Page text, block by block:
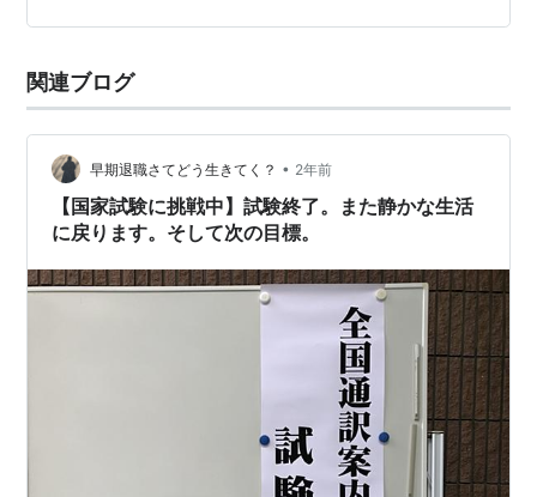
関連ブログ
早期退職さてどう生きてく？ • 2年前
【国家試験に挑戦中】試験終了。また静かな生活
に戻ります。そして次の目標。